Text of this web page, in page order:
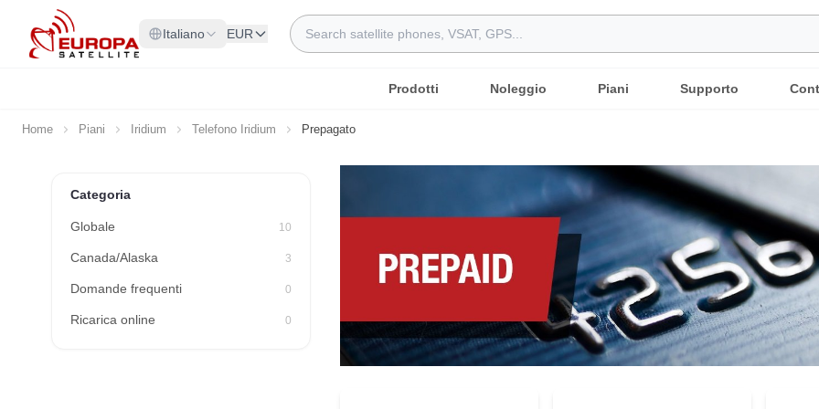
Skip to Content
Italiano EUR
Search
Prodotti Noleggio Piani Supporto
Home Piani Iridium Telefono Iridium Prepagato
Categoria
Globale 10
Canada/Alaska 3
Domande frequenti 0
Ricarica online 0